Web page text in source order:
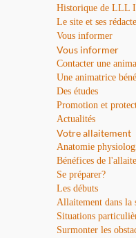
Historique de LLL
Le site et ses
Vous informer
Vous informer
Contacter une
Une animatrice
Des études
Promotion et
Actualités
Votre allaitement
Anatomie
Bénéfices de
Se préparer?
Les débuts
Allaitement dans la
Situations
Surmonter les